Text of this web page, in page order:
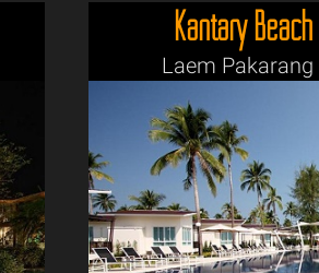
Kantary
Laem Pakarang